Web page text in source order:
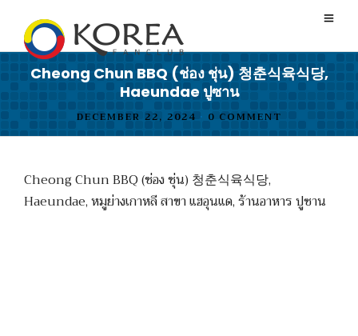
Cheong Chun BBQ (ช่อง ชุ่น) 청춘식육식당,
Haeundae ปูซาน
DECEMBER 22, 2024 • 0 COMMENT
Cheong Chun BBQ (ช่อง ชุ่น) 청춘식육식당,
Haeundae, หมูย่างเกาหลี สาขา แฮอุนแด, ร้านอาหาร ปูซาน